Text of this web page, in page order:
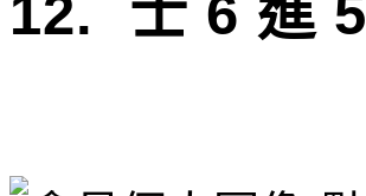
12. 士 6 進 5